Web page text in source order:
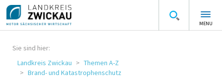
MENU
Sie sind hier:
Landkreis Zwickau
Themen A-Z
Brand- und Katastrophenschutz